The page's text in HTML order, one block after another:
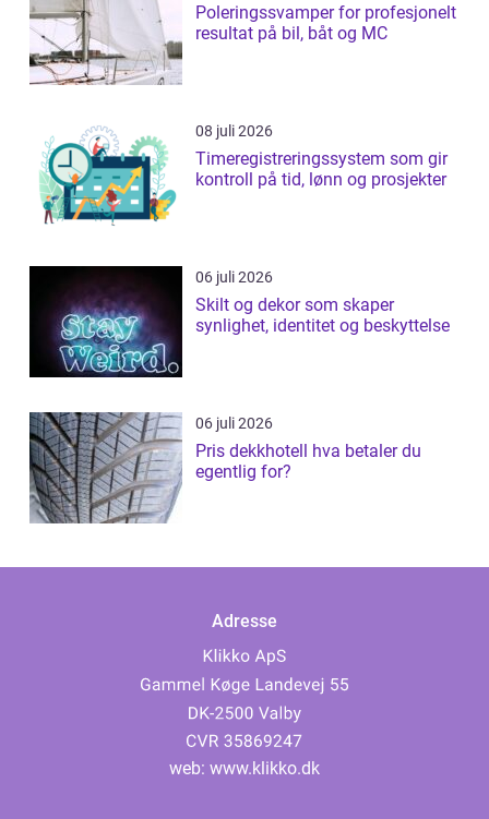
Poleringssvamper for profesjonelt
resultat på bil, båt og MC
08 juli 2026
Timeregistreringssystem som gir
kontroll på tid, lønn og prosjekter
06 juli 2026
Skilt og dekor som skaper
synlighet, identitet og beskyttelse
06 juli 2026
Pris dekkhotell hva betaler du
egentlig for?
Adresse
web: www.klikko.dk